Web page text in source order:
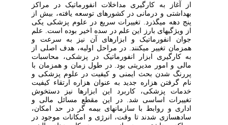
از آغاز به کارگیری مداخلات انفورماتیک در مراکز
بهداشتی و درمانی در کشورهای توسعه یافته، بیش از
پنج دهه میگذرد. تغییرات سریع در علوم پزشکی یکی
از ویژگیهای بارز این علم در سده اخیر بوده است. علم
جوان انفورماتیک و ابزارهای آن نیز به سرعت و
همزمان تغییر میکنند. در مراحل اولیه، هدف اصلی از
به کارگیری ابزار انفورماتیک در پزشکی، محاسبات
مالی و امور مدیریتی بود. در طول زمان و همزمان با
پررنگ شدن بحث ایمنی و کیفیت در علوم پزشکی و
نام گرفتن هزاره جدید به عنوان هزاره ارتقاء کیفیت
خدمات پزشکی، کاربرد این ابزارها نیز دستخوش
تغییرات اساسی شد. در این مقطع مسائل مالی و
اداری و روابط با سازمانهای بیمه گر در حد امکان،
سادهسازی شدند تا وقت، انرژی و امکانات موجود در